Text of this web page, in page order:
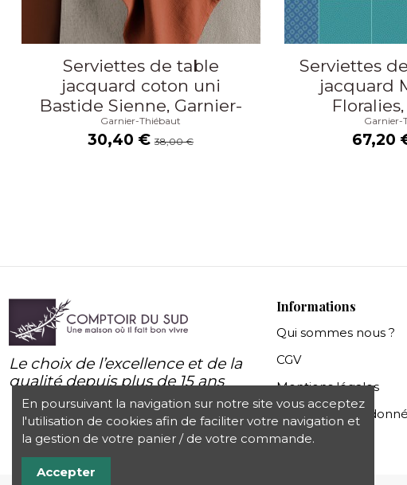
Serviettes de table
jacquard coton uni
Bastide Sienne, Garnier-
Thiébaut (par 4)
Garnier-Thiébaut
30,40 € 38,00 €
Serviettes
jacquard
Garnier-
67,20
Le choix de l’excellence et de la
qualité depuis plus de 15 ans
Informations
Qui sommes nous ?
CGV
Mentions légales
Protection des
En poursuivant la navigation sur notre site vous acceptez
l'utilisation de cookies afin de faciliter votre navigation et
la gestion de votre panier / de votre commande.
Accepter